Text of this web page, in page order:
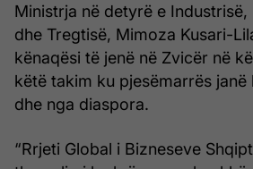
Ministrja në detyrë e
dhe Tregtisë, Mimoza Kusari-
kënaqësi të jenë në Zvicër në
këtë takim ku pjesëmarrës
dhe nga diaspora.
“Rrjeti Global i Bizneseve